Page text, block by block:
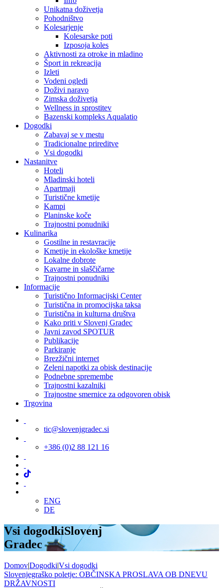
Unikatna doživetja
Pohodništvo
Kolesarjenje
Kolesarske poti
Izposoja koles
Aktivnosti za otroke in mladino
Šport in rekreacija
Izleti
Vodeni ogledi
Doživi naravo
Zimska doživetja
Wellness in sprostitev
Bazenski kompleks Aqualatio
Dogodki
Zabavaj se v mestu
Tradicionalne prireditve
Vsi dogodki
Nastanitve
Hoteli
Mladinski hoteli
Apartmaji
Turistične kmetije
Kampi
Planinske koče
Trajnostni ponudniki
Kulinarika
Gostilne in restavracije
Kmetije in ekološke kmetije
Lokalne dobrote
Kavarne in slaščičarne
Trajnostni ponudniki
Informacije
Turistično Informacijski Center
Turistična in promocijska taksa
Turistična in kulturna društva
Kako priti v Slovenj Gradec
Javni zavod SPOTUR
Publikacije
Parkiranje
Brezžični internet
Zeleni napotki za obisk destinacije
Podnebne spremembe
Trajnostni kazalniki
Trajnostne smernice za odgovoren obisk
Trgovina
tic@slovenjgradec.si
+386 (0)2 88 121 16
ENG
DE
Vsi dogodkiSlovenj
Gradec
Domov|Dogodki|Vsi dogodki
Slovenjegraško poletje: OBČINSKA PROSLAVA OB DNEVU
DRŽAVNOSTI